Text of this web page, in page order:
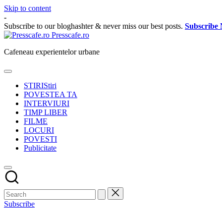
Skip to content
-
Subscribe to our bloghashter & never miss our best posts. Subscribe
Presscafe.ro
Cafeneau experientelor urbane
STIRIStiri
POVESTEA TA
INTERVIURI
TIMP LIBER
FILME
LOCURI
POVESTI
Publicitate
Subscribe